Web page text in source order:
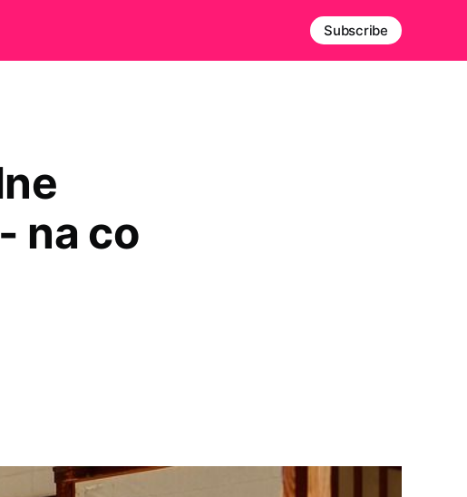
Subscribe
na co